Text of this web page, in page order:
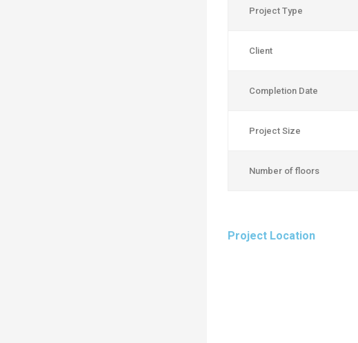
Project Type
Client
Completion Date
Project Size
Number of floors
Project Location